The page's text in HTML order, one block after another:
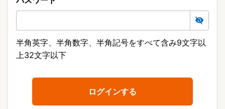
半角英字、半角数字、半角記号をすべて含み9文字以
上32文字以下